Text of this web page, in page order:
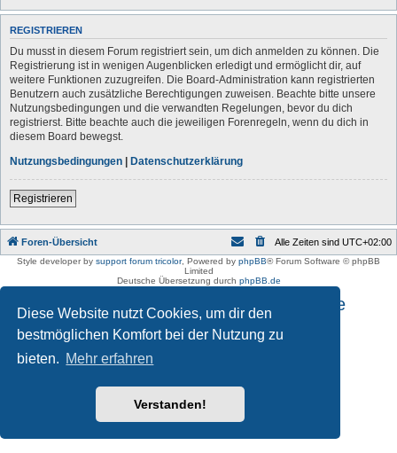
Diese Website nutzt Cookies, um dir den
bestmöglichen Komfort bei der Nutzung zu
bieten. Mehr erfahren
Verstanden!
REGISTRIEREN
Du musst in diesem Forum registriert sein, um dich anmelden zu können. Die
Registrierung ist in wenigen Augenblicken erledigt und ermöglicht dir, auf
weitere Funktionen zuzugreifen. Die Board-Administration kann registrierten
Benutzern auch zusätzliche Berechtigungen zuweisen. Beachte bitte unsere
Nutzungsbedingungen und die verwandten Regelungen, bevor du dich
registrierst. Bitte beachte auch die jeweiligen Forenregeln, wenn du dich in
diesem Board bewegst.
Nutzungsbedingungen | Datenschutzerklärung
Registrieren
Foren-Übersicht Alle Zeiten sind UTC+02:00
Style developer by support forum tricolor, Powered by phpBB® Forum Software © phpBB
Limited
Deutsche Übersetzung durch phpBB.de
Impressum und Datenschutzhinweise